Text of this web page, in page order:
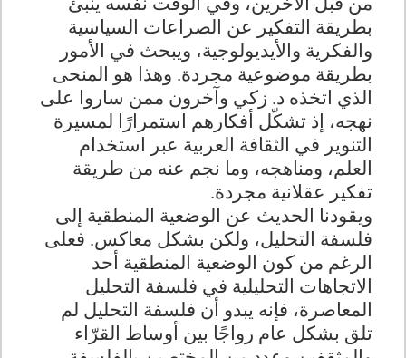
بطريقة التفكير عن الصراعات السياسية
والفكرية والأيديولوجية، ويبحث في الأمور
بطريقة موضوعية مجردة. وهذا هو المنحى
الذي اتخذه د. زكي وآخرون ممن ساروا على
نهجه، إذ تشكّل أفكارهم استمرارًا لمسيرة
التنوير في الثقافة العربية عبر استخدام
العلم، ومناهجه، وما نجم عنه من طريقة
تفكير عقلانية مجردة.
ويقودنا الحديث عن الوضعية المنطقية إلى
فلسفة التحليل، ولكن بشكل معاكس. فعلى
الرغم من كون الوضعية المنطقية أحد
الاتجاهات التحليلية في فلسفة التحليل
المعاصرة، فإنه يبدو أن فلسفة التحليل لم
تلق بشكل عام رواجًا بين أوساط القرّاء